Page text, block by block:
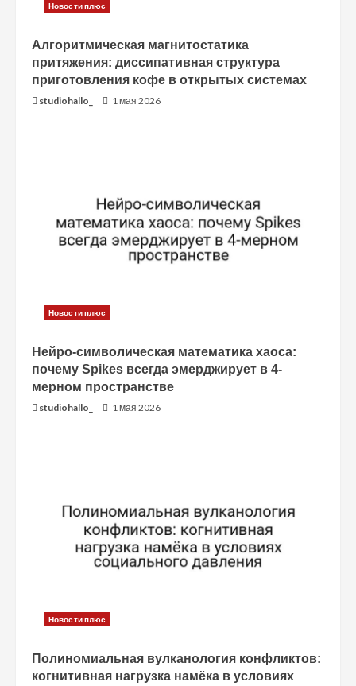
и
е
Новости плюс
Алгоритмическая магнитостатика
притяжения: диссипативная структура
приготовления кофе в открытых системах
studiohallo_ 1 мая 2026
Новости плюс
Нейро-символическая математика хаоса:
почему Spikes всегда эмерджирует в 4-
мерном пространстве
studiohallo_ 1 мая 2026
Новости плюс
Полиномиальная вулканология конфликтов:
когнитивная нагрузка намёка в условиях